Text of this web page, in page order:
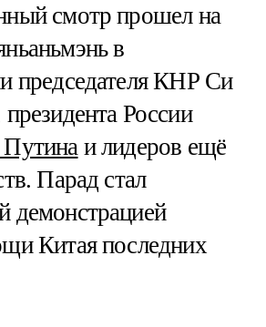
смотр прошел на
в
председателя КНР Си
России
и лидеров ещё
Парад стал
демонстрацией
Китая последних